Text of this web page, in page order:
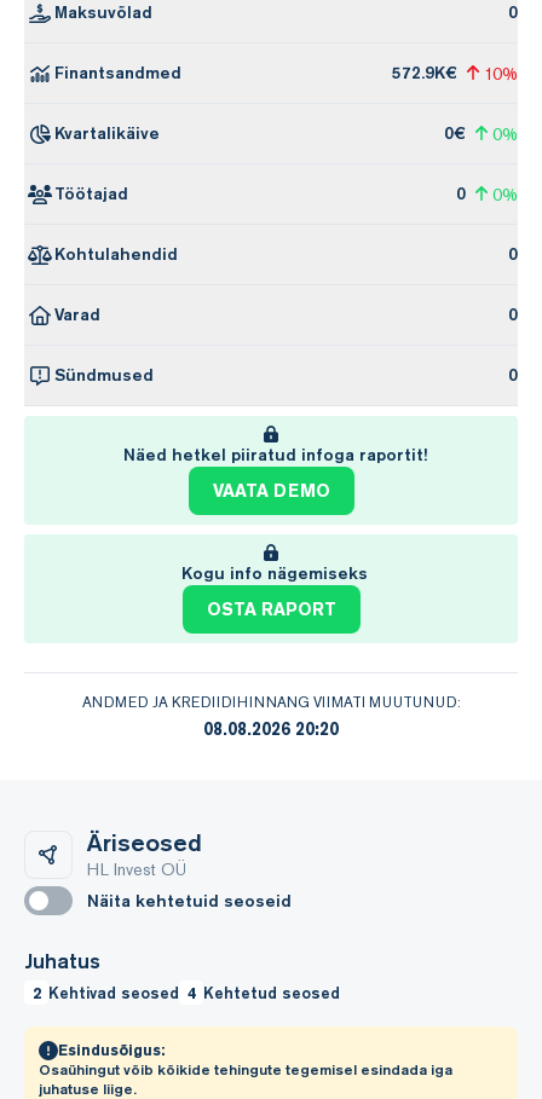
Maksuvõlad 0
Finantsandmed 572.9K€ 10%
Kvartalikäive 0€ 0%
Töötajad 0 0%
Kohtulahendid 0
Varad 0
Sündmused 0
Näed hetkel piiratud infoga raportit!
VAATA DEMO
Kogu info nägemiseks
OSTA RAPORT
ANDMED JA KREDIIDIHINNANG VIIMATI MUUTUNUD:
08.08.2026 20:20
Äriseosed
HL Invest OÜ
Näita kehtetuid seoseid
Juhatus
2 Kehtivad seosed 4 Kehtetud seosed
Esindusõigus:
Osaühingut võib kõikide tehingute tegemisel esindada iga
juhatuse liige.